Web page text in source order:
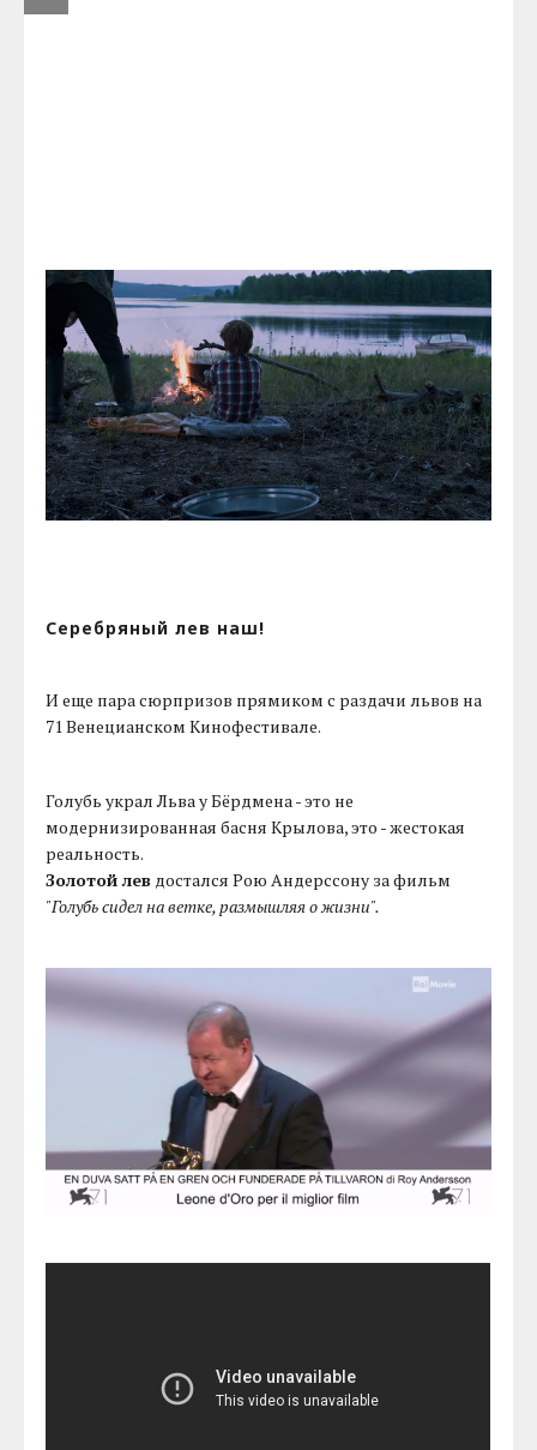
Серебряный лев наш!
И еще пара сюрпризов прямиком с раздачи львов на
71 Венецианском Кинофестивале.
Голубь украл Льва у Бёрдмена - это не
модернизированная басня Крылова, это - жестокая
реальность.
Золотой лев достался Рою Андерссону за фильм
"Голубь сидел на ветке, размышляя о жизни".